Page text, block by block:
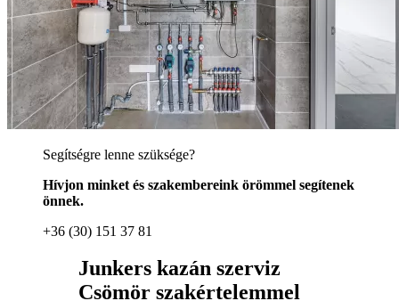
Segítségre lenne szüksége?
Hívjon minket és szakembereink örömmel segítenek
önnek.
+36 (30) 151 37 81
Junkers kazán szerviz
Csömör szakértelemmel